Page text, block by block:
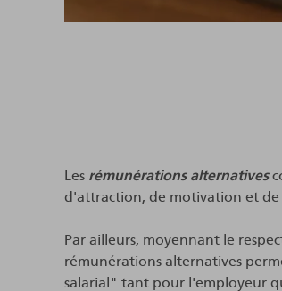
Les rémunérations alternatives
d'attraction, de motivation et de
Par ailleurs, moyennant le
rémunérations alternatives
salarial" tant pour l'employeur